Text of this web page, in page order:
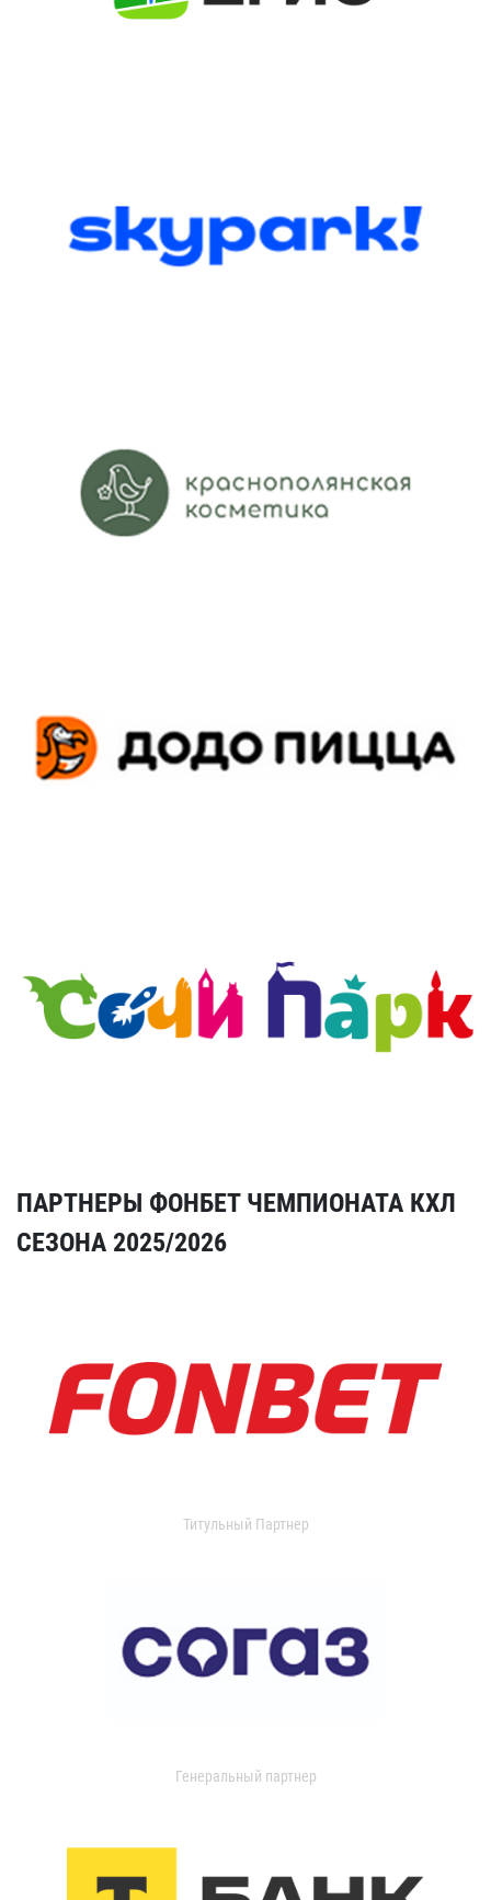
ПАРТНЕРЫ ФОНБЕТ ЧЕМПИОНАТА КХЛ
СЕЗОНА 2025/2026
Титульный Партнер
Генеральный партнер